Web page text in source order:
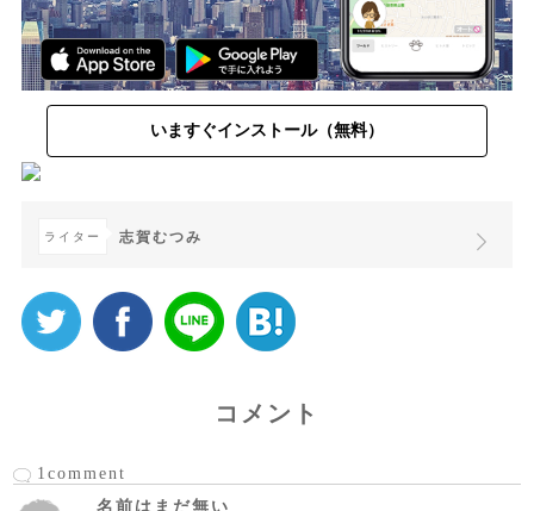
いますぐインストール（無料）
ライター 志賀むつみ
コメント
1comment
名前はまだ無い